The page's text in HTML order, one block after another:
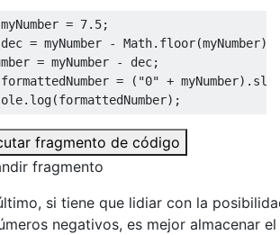
myNumber = 7.5;
dec = myNumber - Math. floor(myNumber);
= myNumber - dec;
formattedNumber = ( "0" + myNumber).
. log(formattedNumber);
fragmento de código
fragmento
si tiene que lidiar con la
negativos, es mejor almacenar el